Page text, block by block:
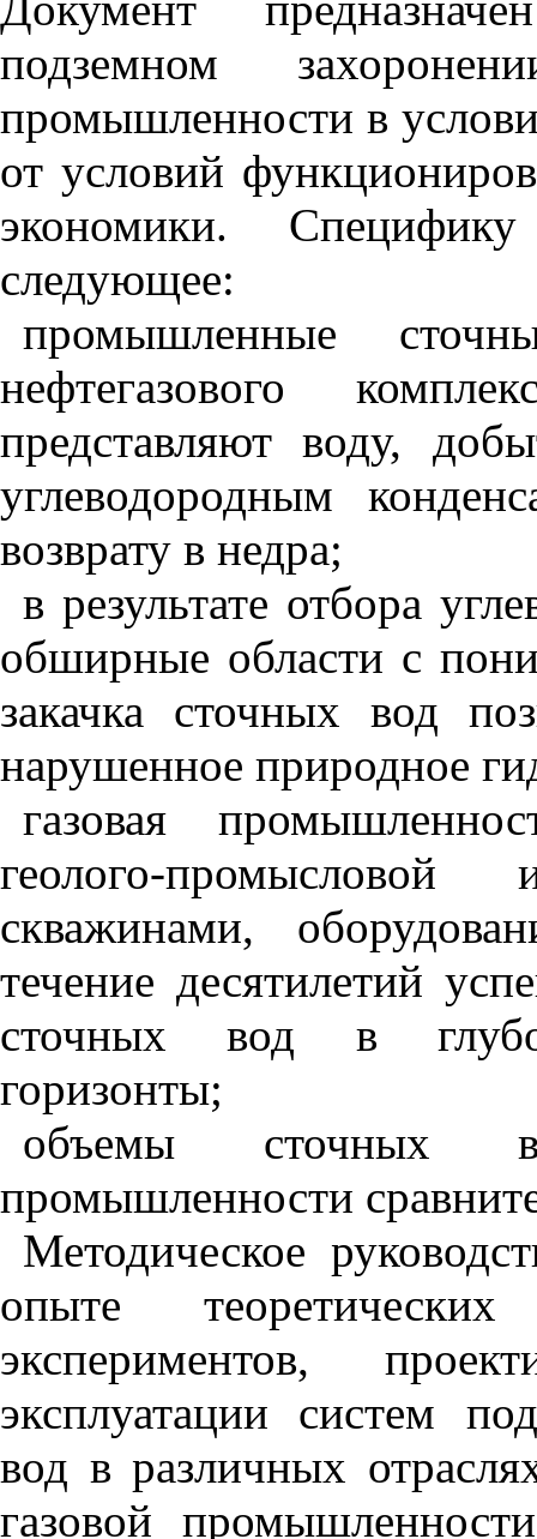
подземном
промышленности в
от условий
экономики.
следующее:
промышленные
нефтегазового
представляют воду,
углеводородным
возврату в недра;
в результате отбора
обширные области с
закачка сточных вод
нарушенное природное
газовая
геолого-промысловой
скважинами,
течение десятилетий
сточных вод в
горизонты;
объемы сточных
промышленности
Методическое
опыте
экспериментов,
эксплуатации систем
вод в различных
газовой